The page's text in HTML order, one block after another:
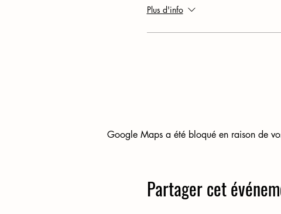
Plus d'info
Google Maps a été bloqué en raison de
Partager cet